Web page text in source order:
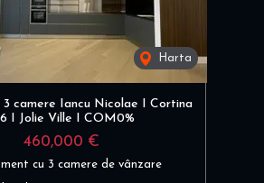
Harta
camere Iancu Nicolae I Cortina
I Jolie Ville I COM0%
460,000 €
cu 3 camere de vânzare